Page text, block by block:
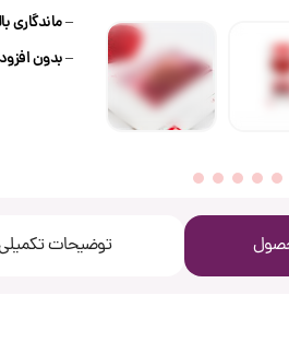
–ماندگاری
–بدون
توضیحات